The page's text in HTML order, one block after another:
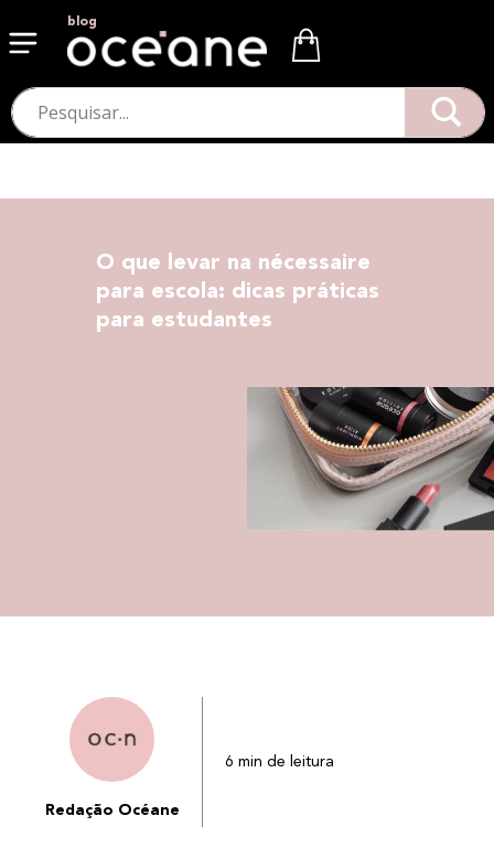
blog
O que levar na nécessaire
para escola: dicas práticas
para estudantes
Redação Océane
6 min de leitura